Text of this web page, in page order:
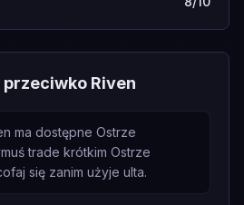
Riven
ma dostępne Ostrze
trade krótkim Ostrze
się zanim użyje ulta.